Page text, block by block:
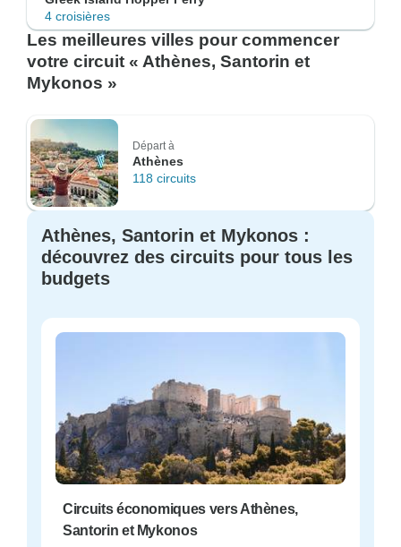
4 croisières
Les meilleures villes pour commencer
votre circuit « Athènes, Santorin et
Mykonos »
Départ à
Athènes
118 circuits
Athènes, Santorin et Mykonos :
découvrez des circuits pour tous les
budgets
Circuits économiques vers Athènes,
Santorin et Mykonos